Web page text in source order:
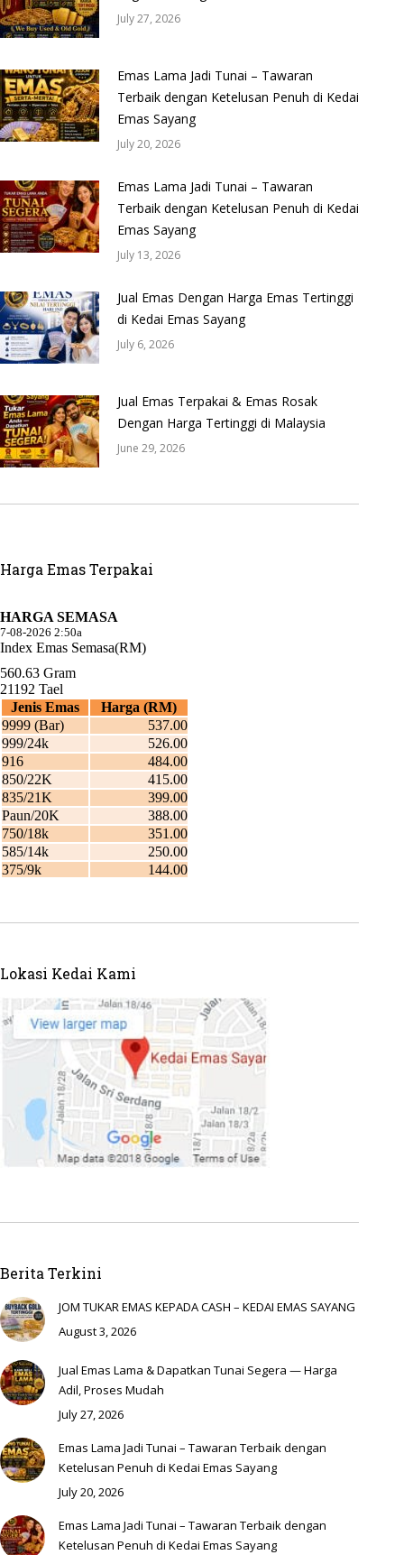
July 27, 2026
Emas Lama Jadi Tunai – Tawaran
Terbaik dengan Ketelusan Penuh di Kedai
Emas Sayang
July 20, 2026
Emas Lama Jadi Tunai – Tawaran
Terbaik dengan Ketelusan Penuh di Kedai
Emas Sayang
July 13, 2026
Jual Emas Dengan Harga Emas Tertinggi
di Kedai Emas Sayang
July 6, 2026
Jual Emas Terpakai & Emas Rosak
Dengan Harga Tertinggi di Malaysia
June 29, 2026
Harga Emas Terpakai
Lokasi Kedai Kami
Berita Terkini
JOM TUKAR EMAS KEPADA CASH – KEDAI EMAS SAYANG
August 3, 2026
Jual Emas Lama & Dapatkan Tunai Segera — Harga
Adil, Proses Mudah
July 27, 2026
Emas Lama Jadi Tunai – Tawaran Terbaik dengan
Ketelusan Penuh di Kedai Emas Sayang
July 20, 2026
Emas Lama Jadi Tunai – Tawaran Terbaik dengan
Ketelusan Penuh di Kedai Emas Sayang